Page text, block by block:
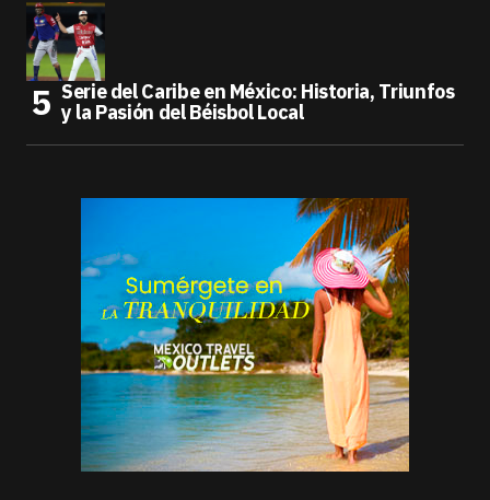
Serie del Caribe en México: Historia, Triunfos
y la Pasión del Béisbol Local